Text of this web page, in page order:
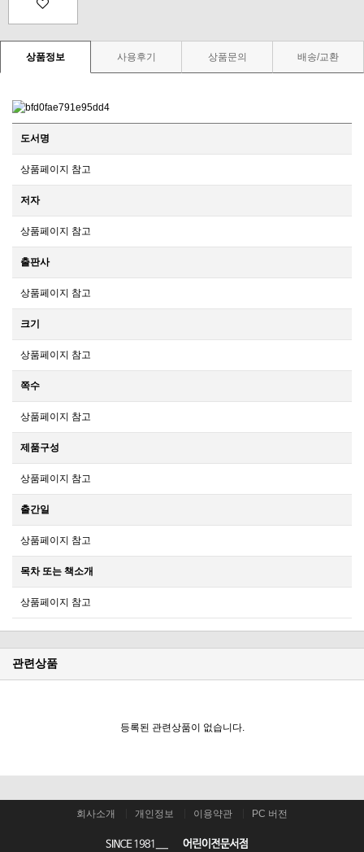
상품정보 사용후기 상품문의 배송/교환
도서명
상품페이지 참고
저자
상품페이지 참고
출판사
상품페이지 참고
크기
상품페이지 참고
쪽수
상품페이지 참고
제품구성
상품페이지 참고
출간일
상품페이지 참고
목차 또는 책소개
상품페이지 참고
관련상품
등록된 관련상품이 없습니다.
회사소개 개인정보 이용약관 PC 버전